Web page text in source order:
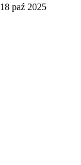
18 paź 2025